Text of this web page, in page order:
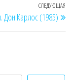
СЛЕДУЮЩАЯ
Дон Карлос (1985)